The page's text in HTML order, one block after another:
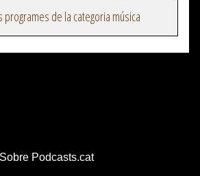
programes de la categoria música
Sobre Podcasts.cat